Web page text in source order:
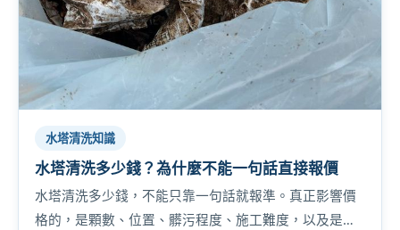
水塔清洗知識
水塔清洗多少錢？為什麼不能一句話直接報價
水塔清洗多少錢，不能只靠一句話就報準。真正影響價
格的，是顆數、位置、髒污程度、施工難度，以及是否